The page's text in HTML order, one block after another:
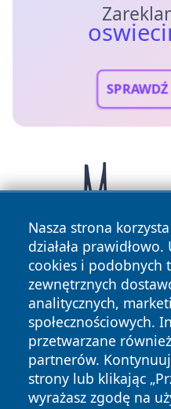
Nasza strona
działała
cookies i podobnych
zewnętrznych
analitycznych,
społecznościowych.
przetwarzane
partnerów.
strony lub klikając
wyrażasz zgodę na
Copyright © 2026
zastrzeżone.